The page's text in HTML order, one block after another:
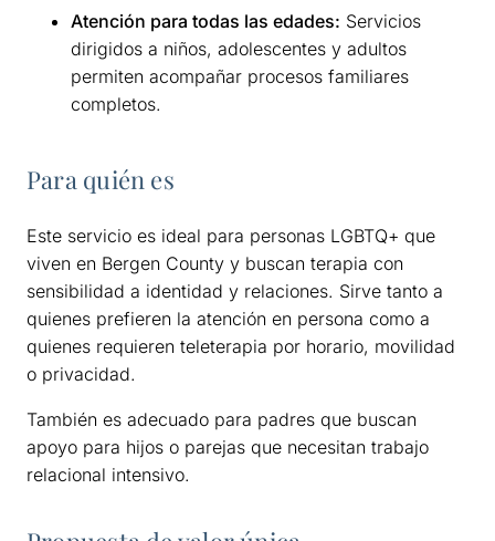
Atención para todas las edades: Servicios
dirigidos a niños, adolescentes y adultos
permiten acompañar procesos familiares
completos.
Para quién es
Este servicio es ideal para personas LGBTQ+ que
viven en Bergen County y buscan terapia con
sensibilidad a identidad y relaciones. Sirve tanto a
quienes prefieren la atención en persona como a
quienes requieren teleterapia por horario, movilidad
o privacidad.
También es adecuado para padres que buscan
apoyo para hijos o parejas que necesitan trabajo
relacional intensivo.